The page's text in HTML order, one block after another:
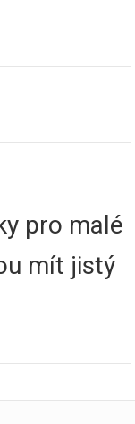
pro malé
mít jistý